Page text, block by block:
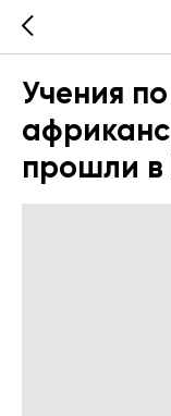
Учения
прошли в